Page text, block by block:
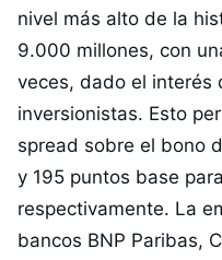
nivel más alto de la
9.000 millones, con
veces, dado el interés
inversionistas. Esto
spread sobre el bono
y 195 puntos base
respectivamente. La
bancos BNP Paribas,